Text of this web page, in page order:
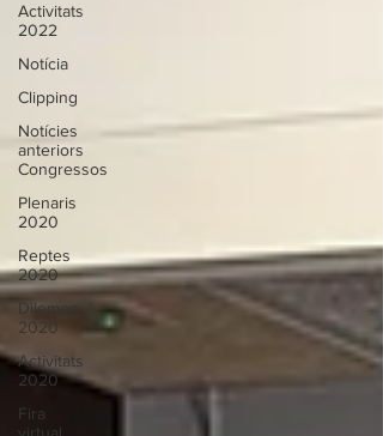
Activitats
2022
Notícia
Clipping
Notícies
anteriors
Congressos
Plenaris
2020
Reptes
2020
Dilemes
2020
Activitats
2020
Fira